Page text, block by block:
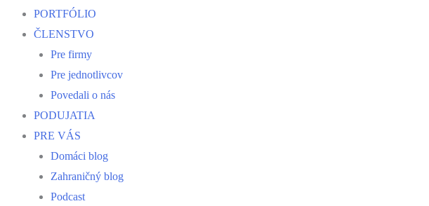
PORTFÓLIO
ČLENSTVO
Pre firmy
Pre jednotlivcov
Povedali o nás
PODUJATIA
PRE VÁS
Domáci blog
Zahraničný blog
Podcast